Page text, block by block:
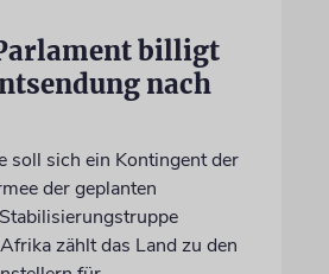
billigt
nach
soll sich ein Kontingent der
der geplanten
zählt das Land zu den